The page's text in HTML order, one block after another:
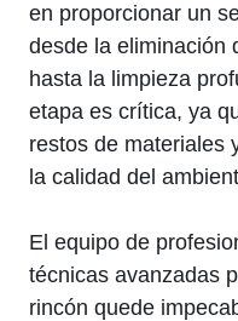
en proporcionar un
desde la eliminación
hasta la limpieza
etapa es crítica, ya
restos de materiales
la calidad del
El equipo de
técnicas avanzadas
rincón quede